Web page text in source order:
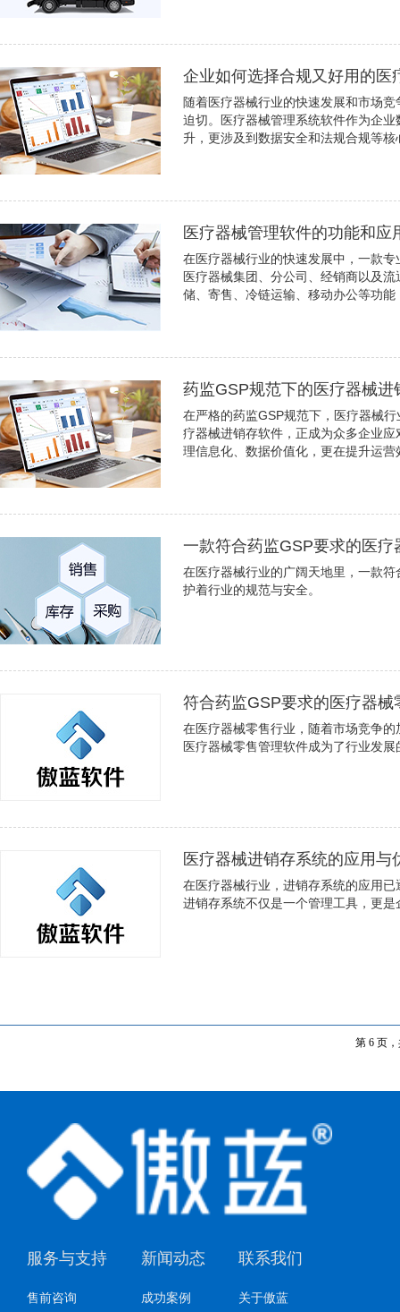
企业如何选择合规又好用的医
随着医疗器械行业的快速发展和市场
迫切。医疗器械管理系统软件作为企
升，更涉及到数据安全和法规合规等
医疗器械管理软件的功能和应
在医疗器械行业的快速发展中，一款
医疗器械集团、分公司、经销商以及
储、寄售、冷链运输、移动办公等功
药监GSP规范下的医疗器械进
在严格的药监GSP规范下，医疗器械
疗器械进销存软件，正成为众多企业
理信息化、数据价值化，更在提升运
一款符合药监GSP要求的医疗
在医疗器械行业的广阔天地里，一款
护着行业的规范与安全。
符合药监GSP要求的医疗器
在医疗器械零售行业，随着市场竞争
医疗器械零售管理软件成为了行业发展
医疗器械进销存系统的应用与
在医疗器械行业，进销存系统的应用
进销存系统不仅是一个管理工具，更
第 6 页
服务与支持
售前咨询
新闻动态
成功案例
联系我们
关于傲蓝